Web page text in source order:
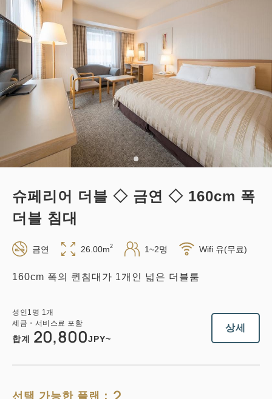
성인 명 1개
세금・서비스료 포함
합계 22,120 JPY
도!
적립 포인트 221~
조식 현지 지불・Web 결제
in 14:00~ / out 11:00까지
남은 1실 상세 지금 바로 예약
슈페리어 더블 ◇ 금연 ◇ 160cm 폭
더블 침대
금연 26.00m2 1~2명 Wifi 유(무료)
160cm 폭의 퀸침대가 1개인 넓은 더블룸
성인 1 명 1개
세금・서비스료 포함
합계 20,800JPY~
상세
선택 가능한 플랜：